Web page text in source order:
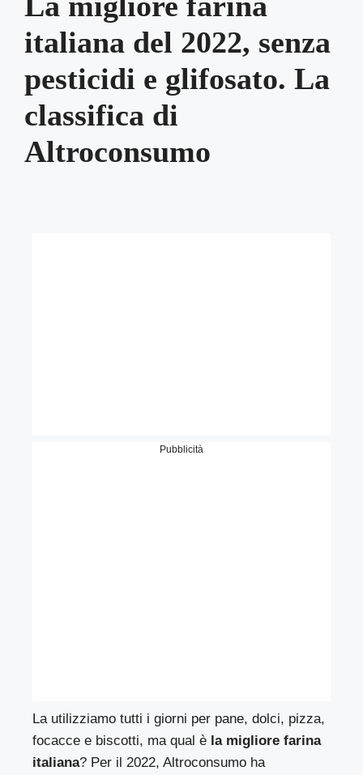
italiana del 2022, senza
pesticidi e glifosato. La
classifica di
Altroconsumo
Pubblicità
La utilizziamo tutti i giorni per pane, dolci, pizza,
focacce e biscotti, ma qual è la migliore farina
italiana? Per il 2022,Altroconsumo ha